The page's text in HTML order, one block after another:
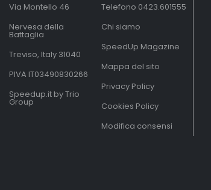
Via Montello 46
Nervesa della
Battaglia
Treviso, Italy 31040
PIVA IT03490830266
Speedup.it by Trio
Group
Telefono 0423.601555
Chi siamo
SpeedUp Magazine
Mappa del sito
Privacy Policy
Cookies Policy
Modifica consensi